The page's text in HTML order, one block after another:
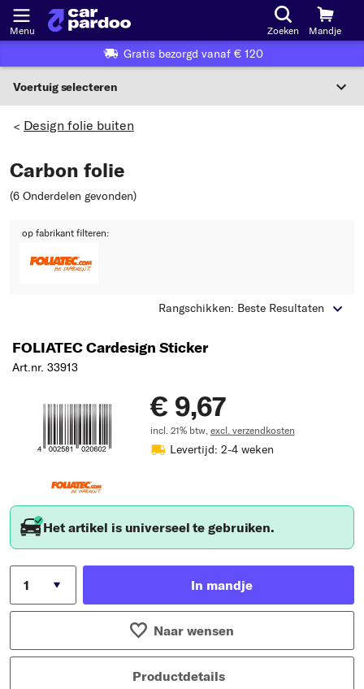
Menu Zoeken Mandje
Gratis bezorgd vanaf € 120
Voertuig selecteren
Selecteer fabrikant
Selecteer type
> Design folie buiten
Carbon folie
(6 Onderdelen gevonden)
op fabrikant filteren:
Rangschikken: Beste Resultaten
FOLIATEC Cardesign Sticker
Art.nr. 33913
€ 9,67
incl. 21% btw, excl. verzendkosten
Levertijd: 2-4 weken
Het artikel is universeel te gebruiken.
In mandje
Naar wensen
Productdetails